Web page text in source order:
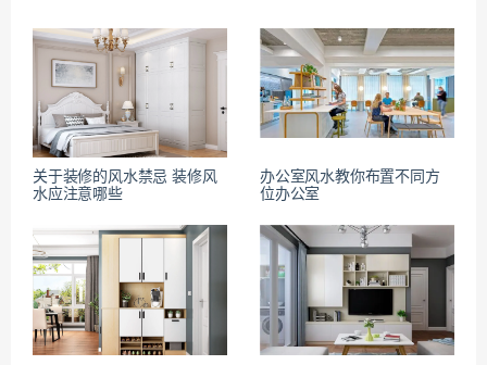
关于装修的风水禁忌 装修风
水应注意哪些
办公室风水教你布置不同方
位办公室